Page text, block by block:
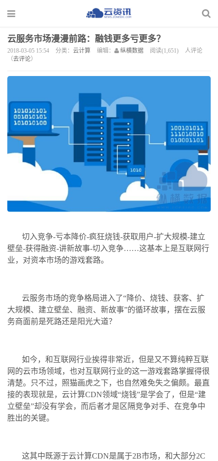
云服务市场漫漫前路：融钱更多亏更多？
2018-03-05 15:54 分类： 云计算 编辑： 纵横数据 阅读(1,651)
人评论
（去评论）
切入竞争-亏本降价-疯狂烧钱-获取用户-扩大规模-建立
壁垒-获得融资-讲新故事-切入竞争……这基本上是互联网行
业，对资本市场的游戏套路。
云服务市场的竞争格局进入了“降价、烧钱、获客、扩
大规模、建立壁垒、融资、新故事”的循环故事，摆在云服
务商面前是死路还是阳光大道？
如今，和互联网行业挨得非常近，但是又不算纯粹互联
网的云市场领域，也对互联网行业的这一游戏套路掌握得很
清楚。只不过，照猫画虎之下，也自然难免失之偏颇。最直
接的表现就是，云计算CDN领域“烧钱”是学会了，但是“建
立壁垒”却没有学会，而后者才是区隔竞争对手、在竞争中
胜出的关键。
这其中既源于云计算CDN是属于2B市场，和大部分2C